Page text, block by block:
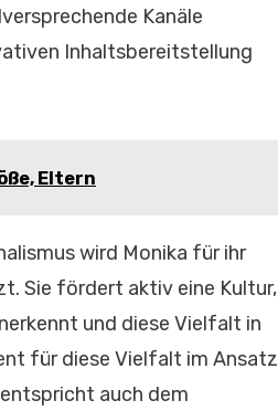
Kanäle
Inhaltsbereitstellung
Eltern
wird Monika für ihr
Sie fördert aktiv eine Kultur,
und diese Vielfalt in
für diese Vielfalt im Ansatz
auch dem